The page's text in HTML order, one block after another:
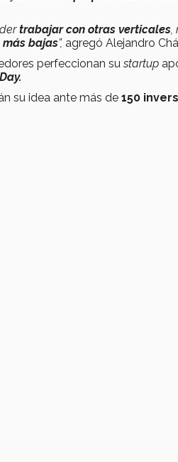
trabajar con otras verticales,
bajas”, agregó Alejandro
perfeccionan sustartup
su idea ante más de 150